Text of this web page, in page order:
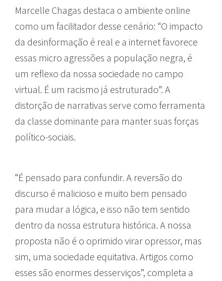
Marcelle Chagas destaca o ambiente online
como um facilitador desse cenário: “O impacto
da desinformação é real e a internet favorece
essas micro agressões a população negra, é
um reflexo da nossa sociedade no campo
virtual. É um racismo já estruturado”. A
distorção de narrativas serve como ferramenta
da classe dominante para manter suas forças
político-sociais.
“É pensado para confundir. A reversão do
discurso é malicioso e muito bem pensado
para mudar a lógica, e isso não tem sentido
dentro da nossa estrutura histórica. A nossa
proposta não é o oprimido virar opressor, mas
sim, uma sociedade equitativa. Artigos como
esses são enormes desserviços”, completa a